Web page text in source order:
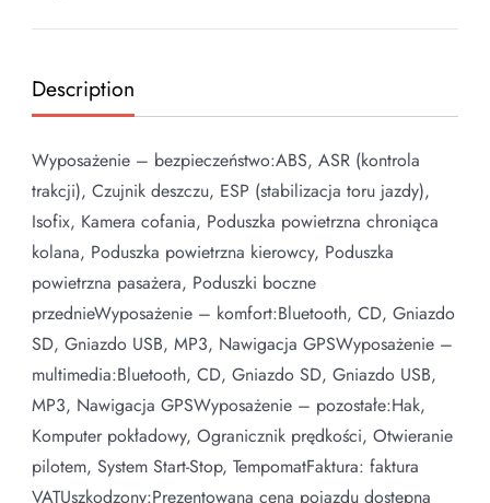
Description
Wyposażenie – bezpieczeństwo:ABS, ASR (kontrola
trakcji), Czujnik deszczu, ESP (stabilizacja toru jazdy),
Isofix, Kamera cofania, Poduszka powietrzna chroniąca
kolana, Poduszka powietrzna kierowcy, Poduszka
powietrzna pasażera, Poduszki boczne
przednieWyposażenie – komfort:Bluetooth, CD, Gniazdo
SD, Gniazdo USB, MP3, Nawigacja GPSWyposażenie –
multimedia:Bluetooth, CD, Gniazdo SD, Gniazdo USB,
MP3, Nawigacja GPSWyposażenie – pozostałe:Hak,
Komputer pokładowy, Ogranicznik prędkości, Otwieranie
pilotem, System Start-Stop, TempomatFaktura: faktura
VATUszkodzony:Prezentowana cena pojazdu dostępna